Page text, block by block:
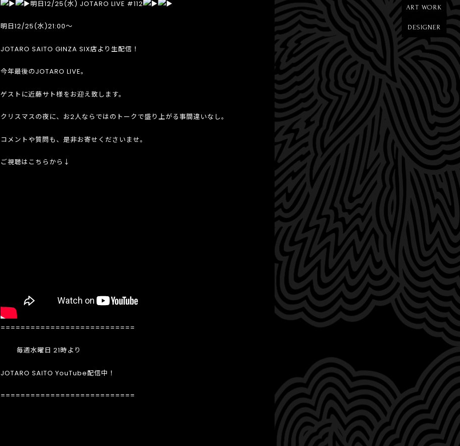
ART WORK
DESIGNER
明日12/25(水) JOTARO LIVE #112
明日12/25(水)21:00〜
JOTARO SAITO GINZA SIX店より生配信！
今年最後のJOTARO LIVE。
ゲストに近藤サト様をお迎え致します。
クリスマスの夜に、お2人ならではのトークで盛り上がる事間違いなし。
コメントや質問も、是非お寄せくださいませ。
ご視聴はこちらから↓
===========================
毎週水曜日 21時より
JOTARO SAITO YouTube配信中！
===========================